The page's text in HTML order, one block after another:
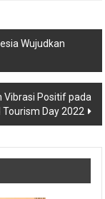
Wujudkan
Vibrasi Positif pada
Tourism Day 2022